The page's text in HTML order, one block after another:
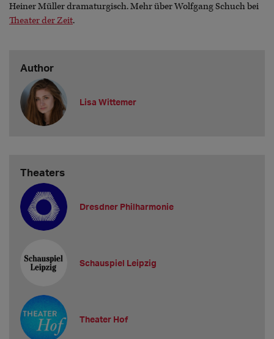
Heiner Müller dramaturgisch. Mehr über Wolfgang Schuch bei
Theater der Zeit.
Author
Lisa Wittemer
Theaters
Dresdner Philharmonie
Schauspiel Leipzig
Theater Hof